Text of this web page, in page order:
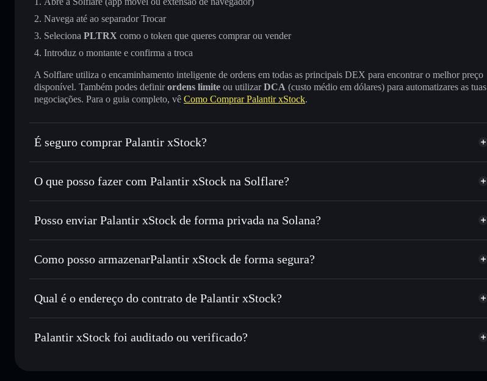
Navega até ao separador Trocar
Seleciona PLTRX como o token que queres comprar ou vender
Introduz o montante e confirma a troca
A Solflare utiliza o encaminhamento inteligente de ordens em todas as principais DEX para encontrar o melhor preço
disponível. Também podes definirordens limite ou utilizarDCA (custo médio em dólares) para automatizares as tuas
negociações. Para o guia completo, vê Como Comprar Palantir xStock.
É seguro comprar Palantir xStock?
Palantir xStock token verificado
O que posso fazer com Palantir xStock na Solflare?
Palantir xStock
Carteira Solflare
Trocar instantaneamente— trocar PLTRX por SOL, USDC, ou milhares de outros tokens Solana com
Privacidade integrado da Solflare
Acompanhar em tempo real— monitorizar o preço, volume, capitalização de mercado e liquidez de PLTRX
Manter em segurança
— guardar PLTRX numa carteira não-custodial onde controlas as tuas chaves privadas
Posso enviar Palantir xStock de forma privada na Solana?
Carteira Solflare
Agregador de Privacidade
Como posso armazenarPalantir xStock de forma segura?
Palantir xStock carteira não-custodial Solflare
Qual é o endereço do contrato de Palantir xStock?
Palantir xStock
XsoBhf2ufR8fTyNSjqfU71DYGaE6Z3SUGAidpzriAA4
Palantir xStock foi auditado ou verificado?